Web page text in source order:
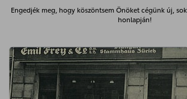
Engedjék meg, hogy köszöntsem Önöket cégünk új,
honlapján!